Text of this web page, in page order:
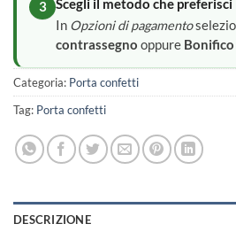
3
Scegli il metodo che preferisci
In Opzioni di pagamento
contrassegno oppure
Categoria: Porta confetti
Tag: Porta confetti
DESCRIZIONE